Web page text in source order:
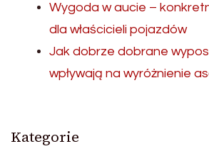
Wygoda w aucie –
dla właścicieli pojazdów
Jak dobrze dobrane
wpływają na wyróżnienie
Kategorie